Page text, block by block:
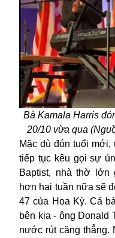
Bà Kamala Harris
20/10 vừa qua
Mặc dù đón tuổi
tiếp tục kêu gọi sự
Baptist, nhà thờ lớn
hơn hai tuần nữa sẽ
47 của Hoa Kỳ. Cả
bên kia - ông Donald
nước rút căng thẳng.